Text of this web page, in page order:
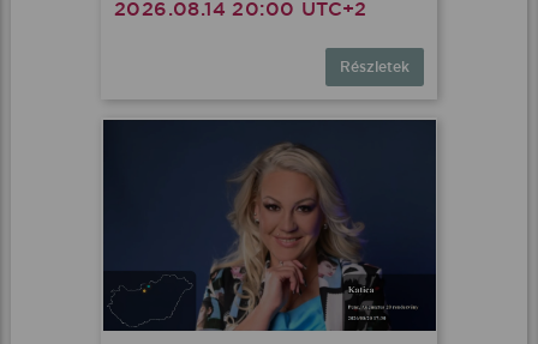
2026.08.14 20:00 UTC+2
Részletek